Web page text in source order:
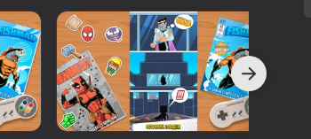
Девочку
ойындар